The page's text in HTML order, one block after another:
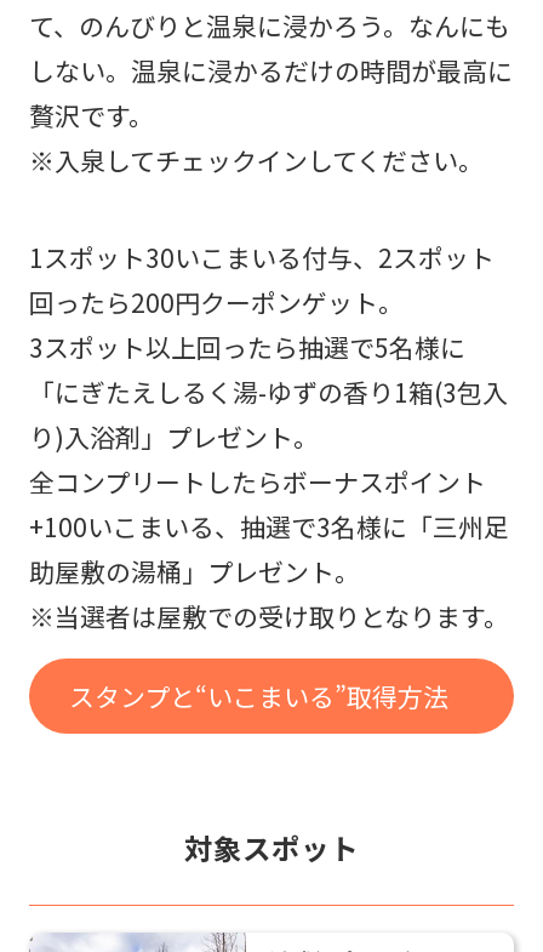
て、のんびりと温泉に浸かろう。なんにも
しない。温泉に浸かるだけの時間が最高に
贅沢です。
※入泉してチェックインしてください。
1スポット30いこまいる付与、2スポット
回ったら200円クーポンゲット。
3スポット以上回ったら抽選で5名様に
「にぎたえしるく湯-ゆずの香り1箱(3包入
り)入浴剤」プレゼント。
全コンプリートしたらボーナスポイント
+100いこまいる、抽選で3名様に「三州足
助屋敷の湯桶」プレゼント。
※当選者は屋敷での受け取りとなります。
スタンプと“いこまいる”取得方法
対象スポット